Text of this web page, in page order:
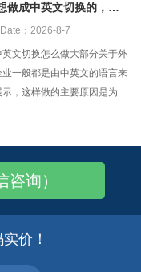
做成中英文切换的，怎
Date：2026-8-7
英文切换怎么做大部分关于外
业一般都是由中英文的语言来
示，这样做的主要原因是为了
这就造成了很多国外朋友打
询）
价！